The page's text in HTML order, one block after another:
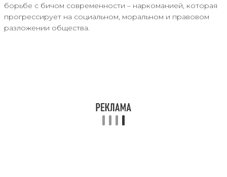
борьбе с бичом современности – наркоманией, которая
прогрессирует на социальном, моральном и правовом
разложении общества.